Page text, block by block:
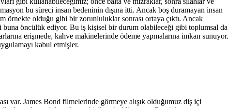
bu süreci insan bedeninin dışına itti. Ancak boş duramayan insan
örnekte olduğu gibi bir zorunluluklar sonrası ortaya çıktı. Ancak
öncülük ediyor. Bu iş kişisel bir durum olabileceği gibi toplumsal da
erişmede, kahve makinelerinde ödeme yapmalarına imkan sunuyor.
kabul etmişler.
var. James Bond filmelerinde görmeye alışık olduğumuz diş içi